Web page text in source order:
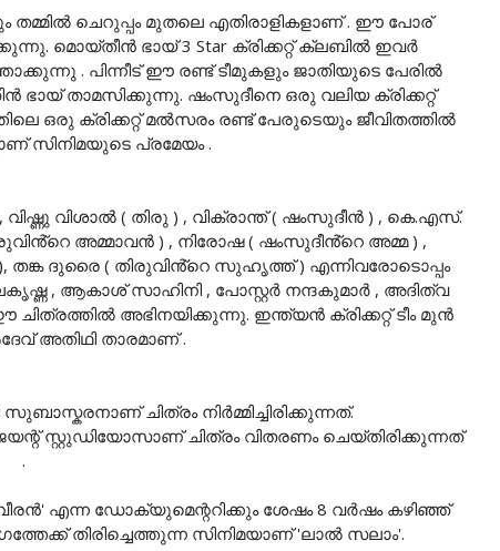
ചെറുപ്പം മുതലെ എതിരാളികളാണ് . ഈ പോര്
മൊയ്തീൻ ഭായ് 3 Star ക്രിക്കറ്റ് ക്ലബിൽ ഇവർ
. പിന്നീട് ഈ രണ്ട് ടീമുകളും ജാതിയുടെ പേരിൽ
താമസിക്കുന്നു. ഷംസുദീനെ ഒരു വലിയ ക്രിക്കറ്റ്
ഒരു ക്രിക്കറ്റ് മൽസരം രണ്ട് പേരുടെയും ജീവിതത്തിൽ
സിനിമയുടെ പ്രമേയം .
വിശാൽ ( തിരു ) , വിക്രാന്ത് ( ഷംസുദീൻ ) , കെ.എസ്.
അമ്മാവൻ ) , നിരോഷ ( ഷംസുദീൻ്റെ അമ്മ ) ,
തങ്ക ദുരൈ ( തിരുവിൻ്റെ സുഹൃത്ത് ) എന്നിവരോടൊപ്പം
, ആകാശ് സാഹിനി , പോസ്റ്റർ നന്ദകുമാർ , അദിത്വ
ചിത്രത്തിൽ അഭിനയിക്കുന്നു. ഇന്ത്യൻ ക്രിക്കറ്റ് ടീം മുൻ
അതിഥി താരമാണ് .
ചിത്രം നിർമ്മിച്ചിരിക്കുന്നത്.
സ്റ്റുഡിയോസാണ് ചിത്രം വിതരണം ചെയ്തിരിക്കുന്നത്
.
എന്ന ഡോക്യുമെന്ററിക്കും ശേഷം 8 വർഷം കഴിഞ്ഞ്
തിരിച്ചെത്തുന്ന സിനിമയാണ് 'ലാൽ സലാം'.